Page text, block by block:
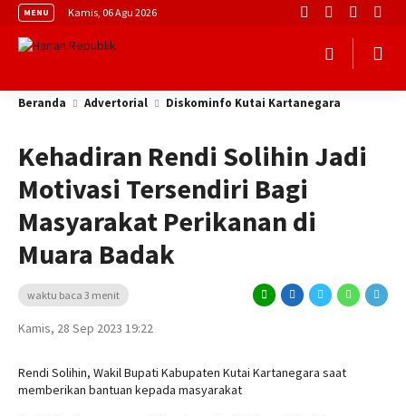
MENU Kamis, 06 Agu 2026
Beranda Advertorial Diskominfo Kutai Kartanegara
Kehadiran Rendi Solihin Jadi
Motivasi Tersendiri Bagi
Masyarakat Perikanan di
Muara Badak
waktu baca 3 menit
Kamis, 28 Sep 2023 19:22
Rendi Solihin, Wakil Bupati Kabupaten Kutai Kartanegara saat
memberikan bantuan kepada masyarakat